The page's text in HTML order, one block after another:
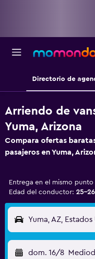
Directorio de
Arriendo de
Yuma, Arizona
Compara ofertas
pasajeros en Yuma,
Entrega en el mismo punto
Edad del conductor: 25-26
Yuma, AZ,
dom. 16/8